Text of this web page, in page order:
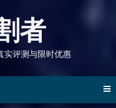
者
实评测与限时优惠